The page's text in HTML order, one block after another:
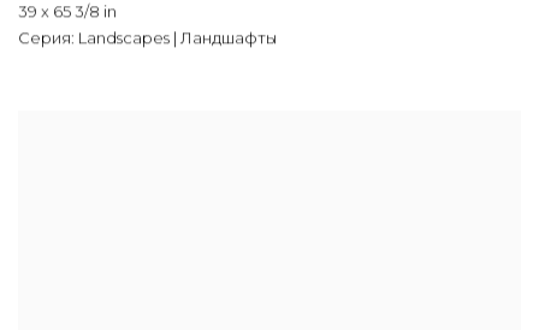
39 x 65 3/8 in
Серия: Landscapes | Ландшафты